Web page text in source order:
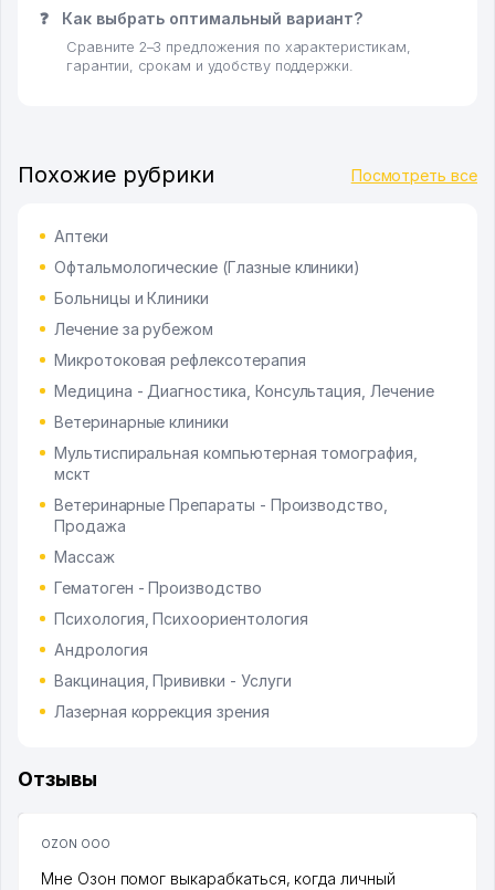
❓ Как выбрать оптимальный вариант?
Сравните 2–3 предложения по характеристикам,
гарантии, срокам и удобству поддержки.
Похожие рубрики Посмотреть все
Аптеки
Офтальмологические (Глазные клиники)
Больницы и Клиники
Лечение за рубежом
Микротоковая рефлексотерапия
Медицина - Диагностика, Консультация, Лечение
Ветеринарные клиники
Мультиспиральная компьютерная томография,
мскт
Ветеринарные Препараты - Производство,
Продажа
Массаж
Гематоген - Производство
Психология, Психоориентология
Андрология
Вакцинация, Прививки - Услуги
Лазерная коррекция зрения
Отзывы
OZON ООО
Мне Озон помог выкарабкаться, когда личный